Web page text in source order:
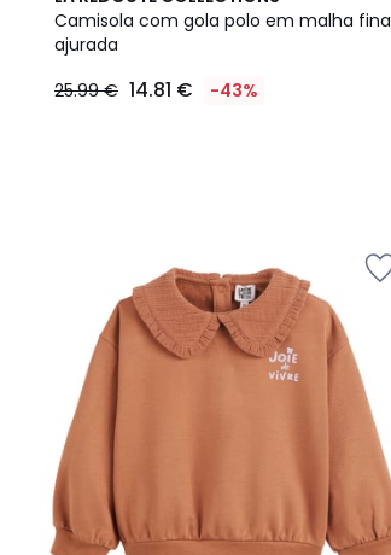
Camisola com gola polo em malha fina
ajurada
25.99 € 14.81 € -43%